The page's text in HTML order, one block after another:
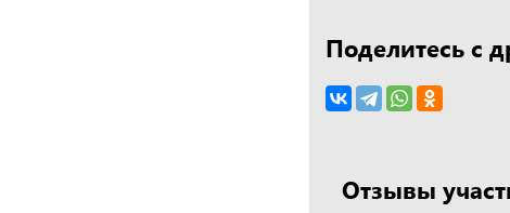
Поделитесь с
Отзывы